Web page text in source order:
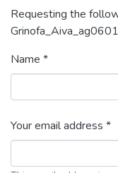
Requesting the
Name *
Your email address *